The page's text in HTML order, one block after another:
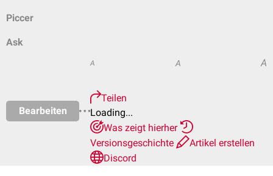
Piccer
Ask
Bearbeiten
A A A
Teilen
Loading...
Was zeigt hierher
Versionsgeschichte
Artikel erstellen
Discord